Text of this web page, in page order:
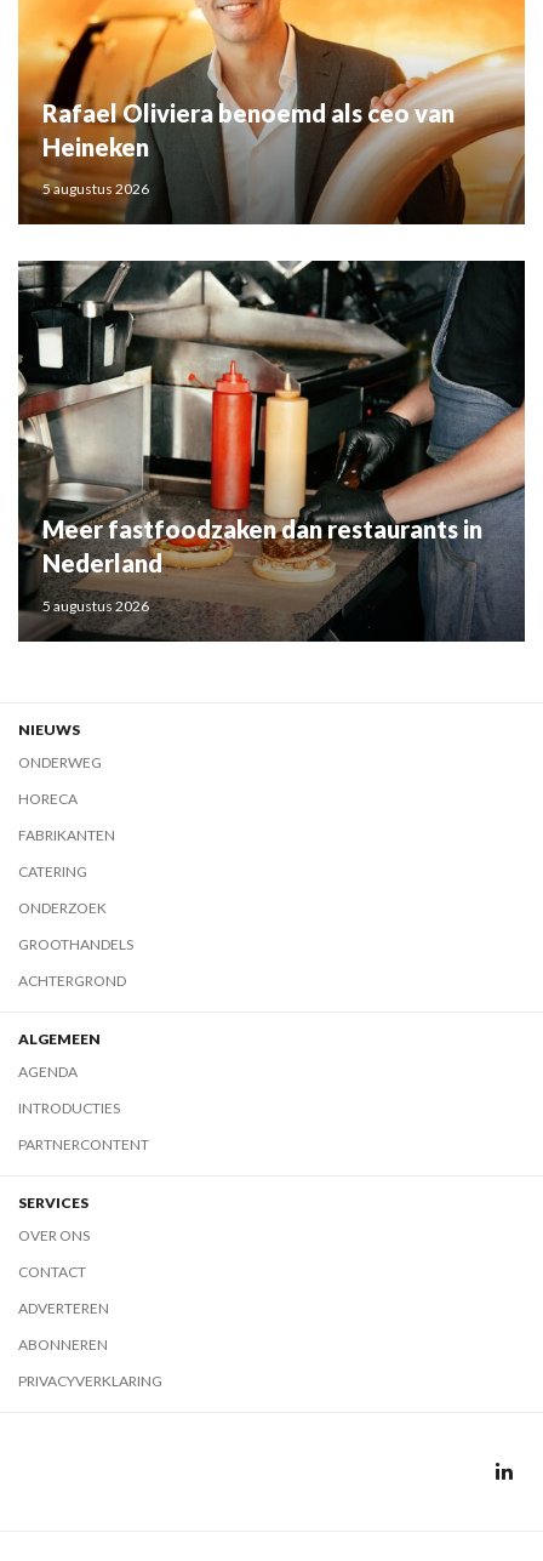
Rafael Oliviera benoemd als ceo van
Heineken
5 augustus 2026
Meer fastfoodzaken dan restaurants in
Nederland
5 augustus 2026
NIEUWS
ONDERWEG
HORECA
FABRIKANTEN
CATERING
ONDERZOEK
GROOTHANDELS
ACHTERGROND
ALGEMEEN
AGENDA
INTRODUCTIES
PARTNERCONTENT
SERVICES
OVER ONS
CONTACT
ADVERTEREN
ABONNEREN
PRIVACYVERKLARING